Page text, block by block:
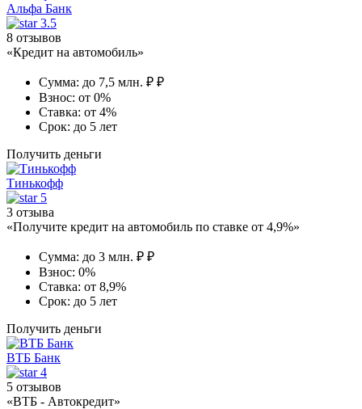
Альфа Банк
3.5
8 отзывов
«Кредит на автомобиль»
Сумма: до 7,5 млн. ₽ ₽
Взнос: от 0%
Ставка: от 4%
Срок: до 5 лет
Получить деньги
Тинькофф
5
3 отзыва
«Получите кредит на автомобиль по ставке от 4,9%»
Сумма: до 3 млн. ₽ ₽
Взнос: 0%
Ставка: от 8,9%
Срок: до 5 лет
Получить деньги
ВТБ Банк
4
5 отзывов
«ВТБ - Автокредит»